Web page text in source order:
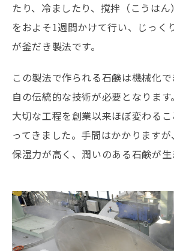
たり、冷ましたり、撹拌（こうは
をおよそ1週間かけて行い、じっく
が釜だき製法です。
この製法で作られる石鹸は機械化
自の伝統的な技術が必要となりま
大切な工程を創業以来ほぼ変わる
ってきました。手間はかかります
保湿力が高く、潤いのある石鹸が生